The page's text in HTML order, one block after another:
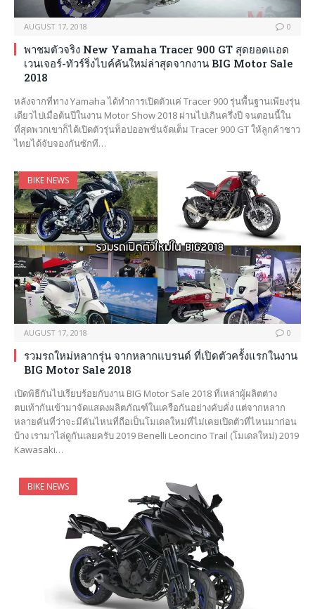
AUGUST 17, 2018 0
พาชมตัวจริง New Yamaha Tracer 900 GT สุดยอดแอด
เวนเจอร์-ทัวร์ริ่งไบค์คันใหม่ล่าสุดจากงาน BIG Motor Sale
2018
หลังจากที่ทาง Yamaha ได้ทำการเปิดตัวแค่ Tracer 900 รุ่นพื้นฐานเพียงรุ่น
เดียวไปเมื่อต้นปีในงาน Motor Show 2018 ผ่านไปเกินครึ่งปี จนตอนนี้ใน
ที่สุดพวกเขาก็ได้เปิดตัวรุ่นท็อปออพชั่นจัดเต็ม Tracer 900 GT ให้ลูกค้าชาว
ไทยได้จับจองกันซักที…
BIKE NEWS
AUGUST 17, 2018 0
รวมรถใหม่หลากรุ่น จากหลากแบรนด์ ที่เปิดตัวครั้งแรกในงาน
BIG Motor Sale 2018
เปิดพิธีกันไปเรียบร้อยกับงาน BIG Motor Sale 2018 ที่เหล่าผู้ผลิตต่าง
ตบเท้ากันเข้ามาจัดแสดงผลิตภัณฑ์ในเครือกันอย่างคับคั่ง แต่จากหลาก
หลายคันที่ว่าจะมีคันไหนที่ถือเป็นโมเดลใหม่ที่ไม่เคยเปิดตัวที่ไหนมาก่อน
บ้าง เรามาไล่ดูกันเลยครับ 2019 Benelli Leoncino Trail (โมเดลใหม่) 2019
Kawasaki…
BIKE NEWS